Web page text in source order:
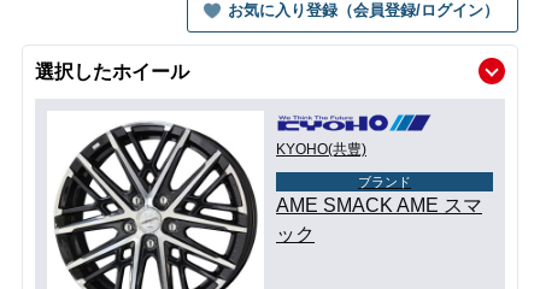
お気に入り登録（会員登録/ログイン）
選択したホイール
KYOHO(共豊)
ブランド
AME SMACK AME スマ
ック